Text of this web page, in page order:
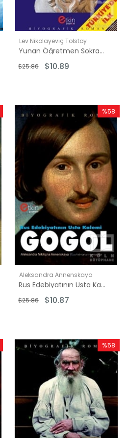
Lev Nikolayeviç Tolstoy
Yunan Öğretmen Sokrates
$10.89
$25.86
Aleksandra Annenskaya
Rus Edebiyatının Usta Kalemi Gogol
$10.87
$25.86
%58
İndirim
%58İndirim
%58
İndirim
%58İndirim